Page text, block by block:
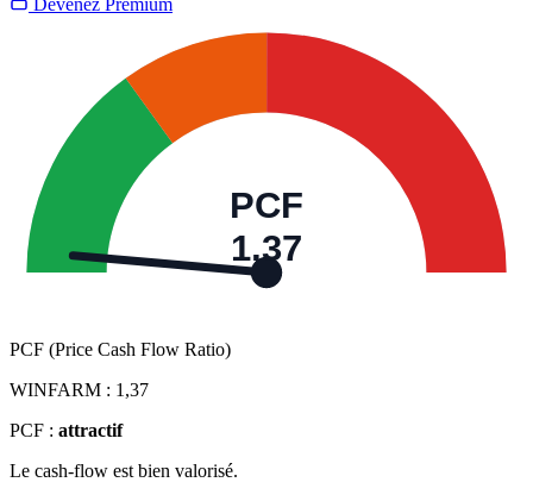
Devenez Premium
PCF
1,37
PCF (Price Cash Flow Ratio)
WINFARM : 1,37
PCF : attractif
Le cash-flow est bien valorisé.